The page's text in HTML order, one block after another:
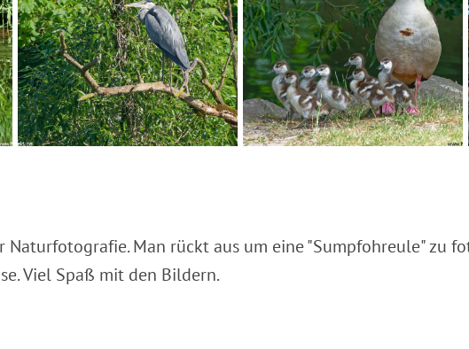
Man rückt aus um eine "Sumpfohreule" zu
Viel Spaß mit den Bildern.